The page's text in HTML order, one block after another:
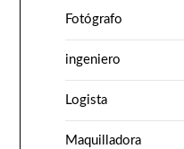
Fotógrafo
ingeniero
Logista
Maquilladora